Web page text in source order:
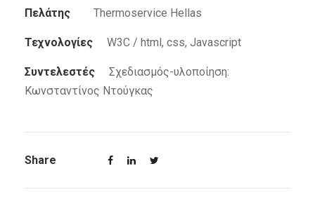
Πελάτης Thermoservice Hellas
Τεχνολογίες W3C / html, css, Javascript
Συντελεστές
Σχεδιασμός-υλοποίηση:
Κωνσταντίνος Ντούγκας
Share